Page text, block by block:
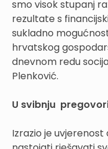
smo visok stupanj
rezultate s
sukladno
hrvatskog
dnevnom redu
Plenković.
U svibnju
Izrazio je